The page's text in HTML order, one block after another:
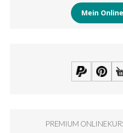
Mein
PREMIUM